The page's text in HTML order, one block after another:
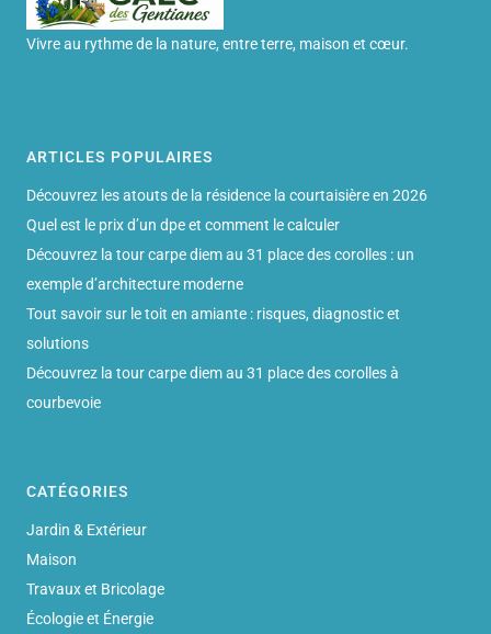
Vivre au rythme de la nature, entre terre, maison et cœur.
ARTICLES POPULAIRES
Découvrez les atouts de la résidence la courtaisière en 2026
Quel est le prix d’un dpe et comment le calculer
Découvrez la tour carpe diem au 31 place des corolles : un
exemple d’architecture moderne
Tout savoir sur le toit en amiante : risques, diagnostic et
solutions
Découvrez la tour carpe diem au 31 place des corolles à
courbevoie
CATÉGORIES
Jardin & Extérieur
Maison
Travaux et Bricolage
Écologie et Énergie